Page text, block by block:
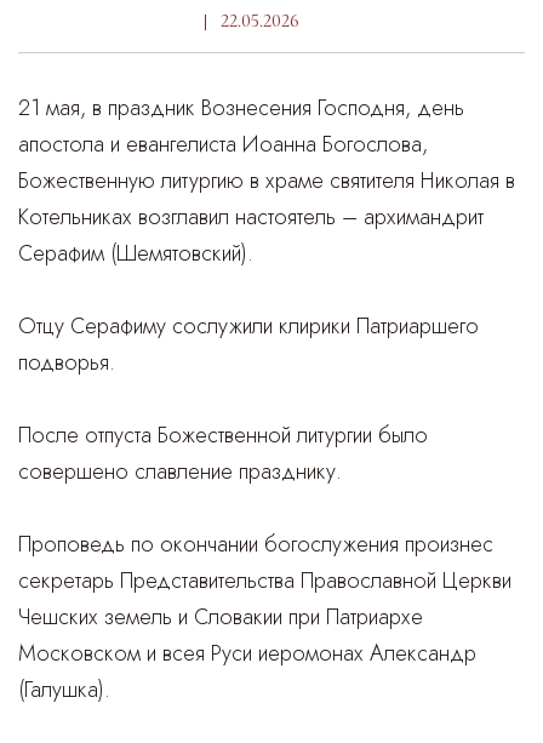
22.05.2026
21 мая, в праздник Вознесения Господня, день
апостола и евангелиста Иоанна Богослова,
Божественную литургию в храме святителя Николая в
Котельниках возглавил настоятель – архимандрит
Серафим (Шемятовский).
Отцу Серафиму сослужили клирики Патриаршего
подворья.
После отпуста Божественной литургии было
совершено славление празднику.
Проповедь по окончании богослужения произнес
секретарь Представительства Православной Церкви
Чешских земель и Словакии при Патриархе
Московском и всея Руси иеромонах Александр
(Галушка).